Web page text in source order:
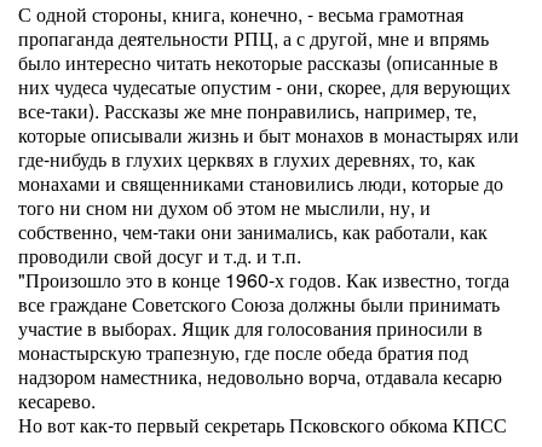
С одной стороны, книга, конечно, - весьма грамотная
пропаганда деятельности РПЦ, а с другой, мне и впрямь
было интересно читать некоторые рассказы (описанные в
них чудеса чудесатые опустим - они, скорее, для верующих
все-таки). Рассказы же мне понравились, например, те,
которые описывали жизнь и быт монахов в монастырях или
где-нибудь в глухих церквях в глухих деревнях, то, как
монахами и священниками становились люди, которые до
того ни сном ни духом об этом не мыслили, ну, и
собственно, чем-таки они занимались, как работали, как
проводили свой досуг и т.д. и т.п.
"Произошло это в конце 1960-х годов. Как известно, тогда
все граждане Советского Союза должны были принимать
участие в выборах. Ящик для голосования приносили в
монастырскую трапезную, где после обеда братия под
надзором наместника, недовольно ворча, отдавала кесарю
кесарево.
Но вот как-то первый секретарь Псковского обкома КПСС